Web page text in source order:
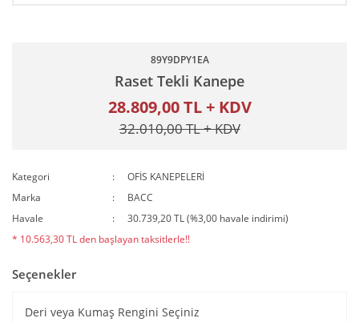
89Y9DPY1EA
Raset Tekli Kanepe
28.809,00 TL + KDV
32.010,00 TL + KDV
Kategori
OFİS KANEPELERİ
Marka
BACC
Havale
30.739,20 TL (%3,00 havale indirimi)
* 10.563,30 TL den başlayan taksitlerle!!
Seçenekler